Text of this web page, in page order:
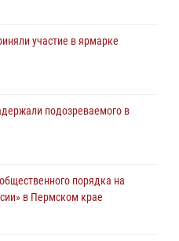
участие в ярмарке
подозреваемого в
порядка на
в Пермском крае